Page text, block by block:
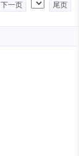
下一页 尾页